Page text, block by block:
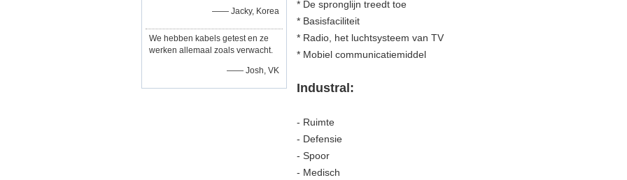
—— Jacky, Korea
We hebben kabels getest en ze
werken allemaal zoals verwacht.
—— Josh, VK
* De spronglijn treedt toe
* Basisfaciliteit
* Radio, het luchtsysteem van TV
* Mobiel communicatiemiddel
Industral:
- Ruimte
- Defensie
- Spoor
- Medisch